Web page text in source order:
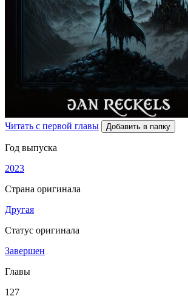
Читать с первой главы Добавить в папку
Год выпуска
2023
Страна оригинала
Другая
Статус оригинала
Завершен
Главы
127